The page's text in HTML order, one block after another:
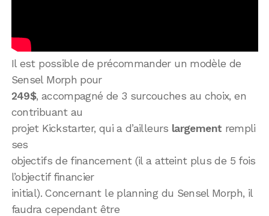
Il est possible de précommander un modèle de
Sensel Morph pour
249$, accompagné de 3 surcouches au choix, en
contribuant au
projet Kickstarter, qui a d’ailleurs largement rempli
ses
objectifs de financement (il a atteint plus de 5 fois
l’objectif financier
initial). Concernant le planning du Sensel Morph, il
faudra cependant être